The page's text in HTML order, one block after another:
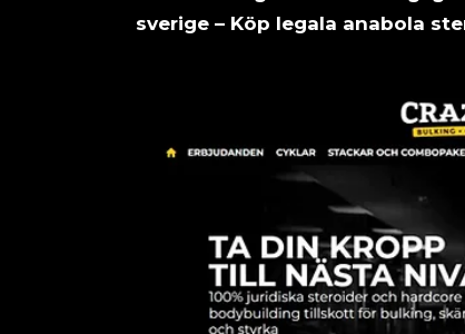
sverige – Köp legala anabola